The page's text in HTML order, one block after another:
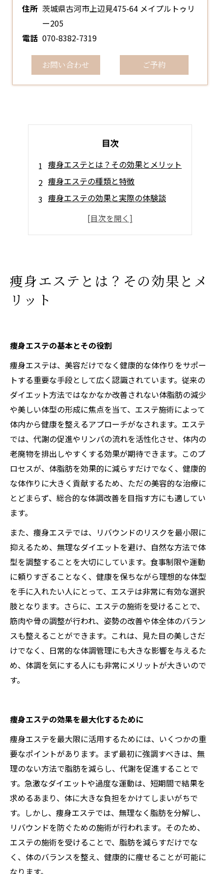
住所 茨城県古河市上辺見475-64 メイプルトゥリ
ー205
電話 070-8382-7319
お問い合わせ ご予約
目次
痩身エステとは？その効果とメリット
痩身エステの種類と特徴
痩身エステの効果と実際の体験談
自宅でできる痩身ケアとおすすめ商品
痩身エステとは？その効果とメ
リット
痩身エステの基本とその役割
痩身エステは、美容だけでなく健康的な体作りをサポー
トする重要な手段として広く認識されています。従来の
ダイエット方法ではなかなか改善されない体脂肪の減少
や美しい体型の形成に焦点を当て、エステ施術によって
体内から健康を整えるアプローチがなされます。エステ
では、代謝の促進やリンパの流れを活性化させ、体内の
老廃物を排出しやすくする効果が期待できます。このプ
ロセスが、体脂肪を効果的に減らすだけでなく、健康的
な体作りに大きく貢献するため、ただの美容的な治療に
とどまらず、総合的な体調改善を目指す方にも適してい
ます。
また、痩身エステでは、リバウンドのリスクを最小限に
抑えるため、無理なダイエットを避け、自然な方法で体
型を調整することを大切にしています。食事制限や運動
に頼りすぎることなく、健康を保ちながら理想的な体型
を手に入れたい人にとって、エステは非常に有効な選択
肢となります。さらに、エステの施術を受けることで、
筋肉や骨の調整が行われ、姿勢の改善や体全体のバラン
スも整えることができます。これは、見た目の美しさだ
けでなく、日常的な体調管理にも大きな影響を与えるた
め、体調を気にする人にも非常にメリットが大きいので
す。
痩身エステの効果を最大化するために
痩身エステを最大限に活用するためには、いくつかの重
要なポイントがあります。まず最初に強調すべきは、無
理のない方法で脂肪を減らし、代謝を促進することで
す。急激なダイエットや過度な運動は、短期間で結果を
求めるあまり、体に大きな負担をかけてしまいがちで
す。しかし、痩身エステでは、無理なく脂肪を分解し、
リバウンドを防ぐための施術が行われます。そのため、
エステの施術を受けることで、脂肪を減らすだけでな
く、体のバランスを整え、健康的に痩せることが可能に
なります。